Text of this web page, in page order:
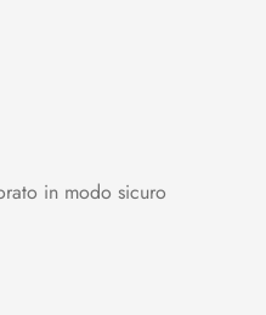
in modo sicuro